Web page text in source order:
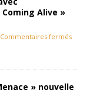
Alive »
Commentaires fermés
» nouvelle